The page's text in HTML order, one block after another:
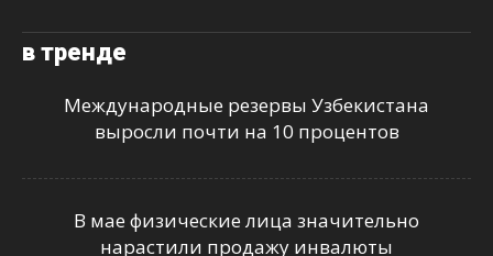
в тренде
Международные резервы Узбекистана
выросли почти на 10 процентов
В мае физические лица значительно
нарастили продажу инвалюты